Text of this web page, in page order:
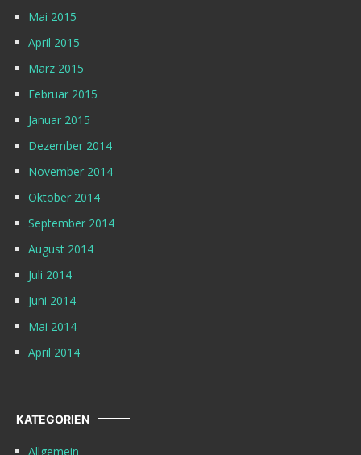
Mai 2015
April 2015
März 2015
Februar 2015
Januar 2015
Dezember 2014
November 2014
Oktober 2014
September 2014
August 2014
Juli 2014
Juni 2014
Mai 2014
April 2014
KATEGORIEN
Allgemein